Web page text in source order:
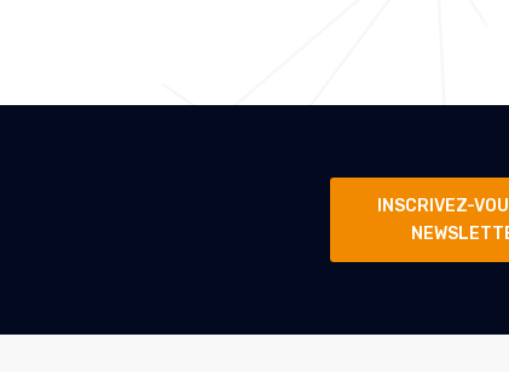
INSCRIVEZ-